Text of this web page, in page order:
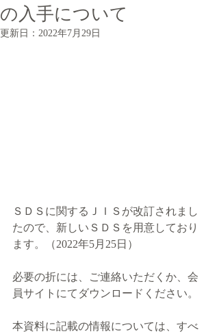
の入手について
更新日： 2022年7月29日
ＳＤＳに関するＪＩＳが改訂されまし
たので、新しいＳＤＳを用意しており
ます。（2022年5月25日）
必要の折には、ご連絡いただくか、会
員サイトにてダウンロードください。
本資料に記載の情報については、すべ